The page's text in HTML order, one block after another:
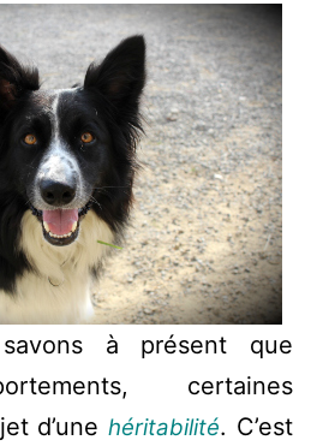
à présent que
certaines
d’unehéritabilité. C’est